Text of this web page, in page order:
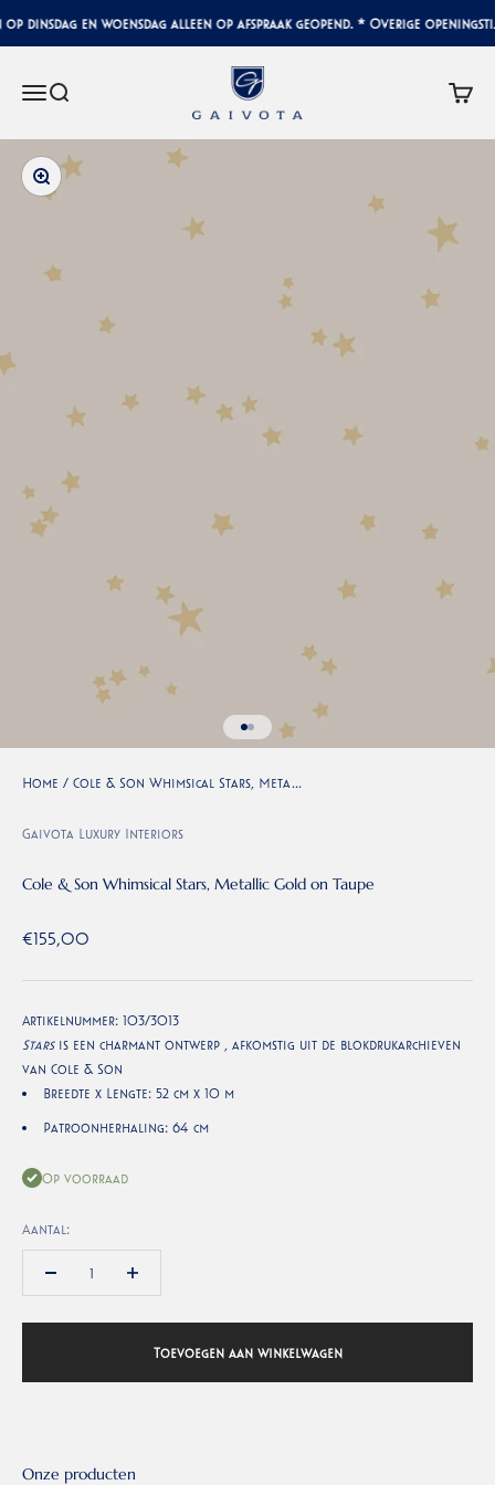
dinsdag en woensdag alleen op afspraak geopend. * Overige
MenuZoeken
Gaivota Luxury Interiors
In-/uitzoomen
Naar artikel 1
Naar artikel 2
Home / Cole & Son Whimsical Stars, Meta...
Gaivota Luxury Interiors
Cole & Son Whimsical Stars, Metallic Gold on Taupe
Aanbiedingsprijs
€155,00
Artikelnummer: 103/3013
Starsis een charmant ontwerp , afkomstig uit de blokdrukarchieven
van Cole & Son
Breedte x Lengte: 52 cm x 10 m
Patroonherhaling: 64 cm
Op voorraad
Aantal:
Toevoegen aan winkelwagen